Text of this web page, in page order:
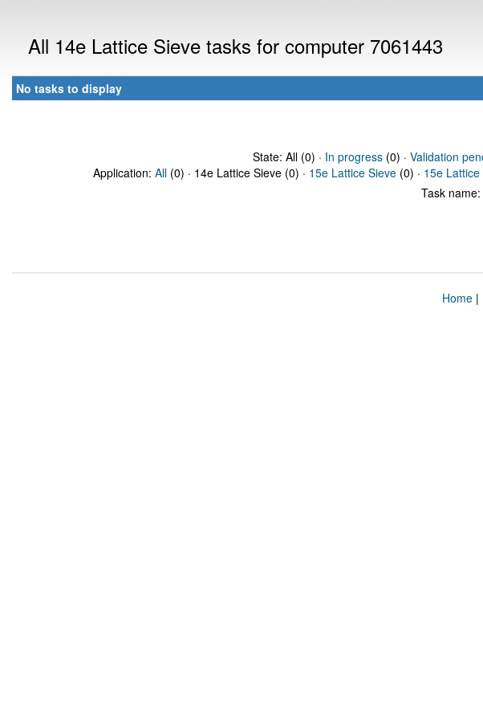
All 14e Lattice Sieve tasks for computer 7061443
No tasks to display
State: All (0) · In progress(0) · Validation
Application: All (0) · 14e Lattice Sieve (0) · 15e Lattice Sieve (0) · 15e
Task name:
Home|